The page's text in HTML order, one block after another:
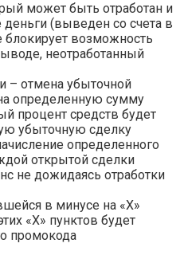
может быть отработан и
(выведен со счета в
возможность
неотработанный
– отмена убыточной
определенную сумму
процент средств будет
убыточную сделку
определенного
открытой сделки
не дожидаясь отработки
в минусе на «Х»
«Х» пунктов будет
промокода